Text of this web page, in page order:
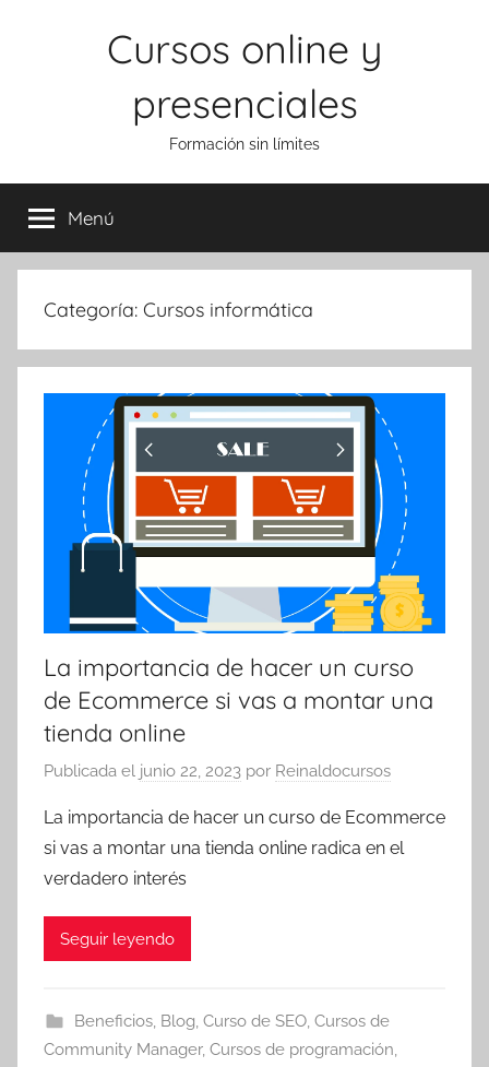
Cursos online y
presenciales
Formación sin límites
Menú
Categoría: Cursos informática
La importancia de hacer un curso
de Ecommerce si vas a montar una
tienda online
Publicada el junio 22, 2023 por Reinaldocursos
La importancia de hacer un curso de Ecommerce
si vas a montar una tienda online radica en el
verdadero interés
Seguir leyendo
Beneficios, Blog, Curso de SEO, Cursos de
Community Manager, Cursos de programación,